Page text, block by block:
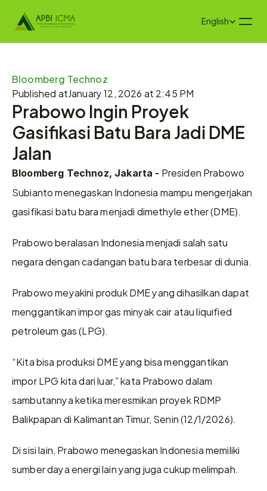
Select Language
English
Bloomberg Technoz
Published atJanuary 12, 2026 at 2:45 PM
Prabowo Ingin Proyek
Gasifikasi Batu Bara Jadi DME
Jalan
Bloomberg Technoz, Jakarta - Presiden Prabowo
Subianto menegaskan Indonesia mampu mengerjakan
gasifikasi batu bara menjadi dimethyle ether (DME).
Prabowo beralasan Indonesia menjadi salah satu
negara dengan cadangan batu bara terbesar di dunia.
Prabowo meyakini produk DME yang dihasilkan dapat
menggantikan impor gas minyak cair atau liquified
petroleum gas (LPG).
“Kita bisa produksi DME yang bisa menggantikan
impor LPG kita dari luar,” kata Prabowo dalam
sambutannya ketika meresmikan proyek RDMP
Balikpapan di Kalimantan Timur, Senin (12/1/2026).
Di sisi lain, Prabowo menegaskan Indonesia memiliki
sumber daya energi lain yang juga cukup melimpah.